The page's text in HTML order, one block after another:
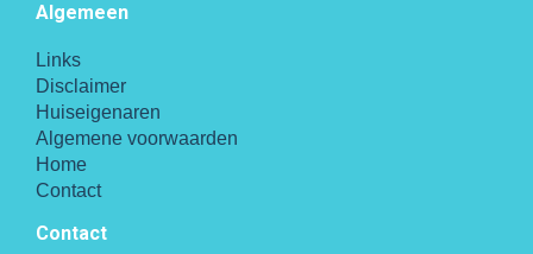
Algemeen
Links
Disclaimer
Huiseigenaren
Algemene voorwaarden
Home
Contact
Contact